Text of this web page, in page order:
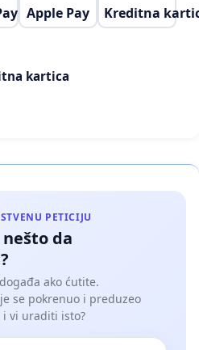
Apple Pay Kreditna
kartica
PETICIJU
da
ako ćutite.
se pokrenuo i preduzeo
i vi uraditi isto?